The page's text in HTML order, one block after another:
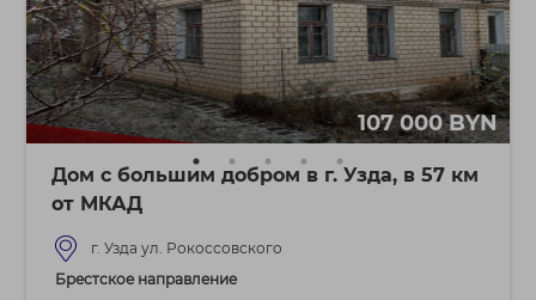
107 000 BYN
Дом с большим добром в г. Узда, в 57 км
от МКАД
г. Узда ул. Рокоссовского
Брестское направление